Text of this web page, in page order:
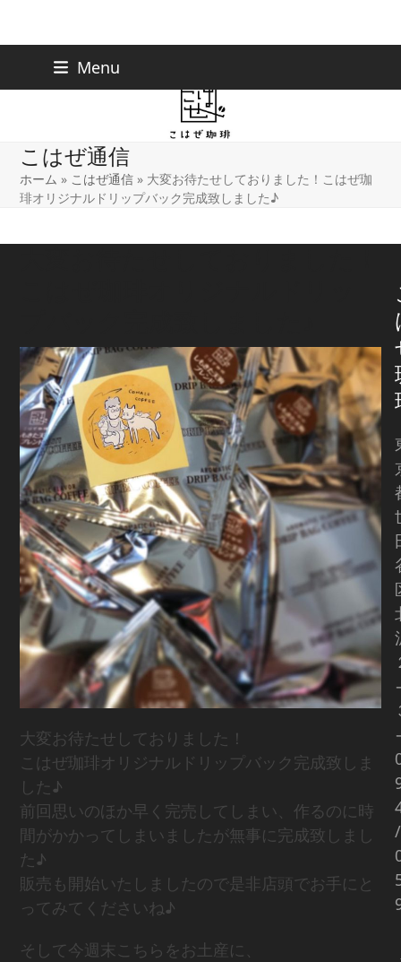
Menu
こはぜ通信
ホーム » こはぜ通信 » 大変お待たせしておりました！こはぜ珈
琲オリジナルドリップバック完成致しました♪
大変お待たせしておりました！
こはぜ珈琲オリジナルドリップバック完成致しま
した♪
前回思いのほか早く完売してしまい、作るのに時
間がかかってしまいましたが無事に完成致しまし
た♪
販売も開始いたしましたので是非店頭でお手にと
ってみてくださいね♪
そして今週末こちらをお土産に、
/